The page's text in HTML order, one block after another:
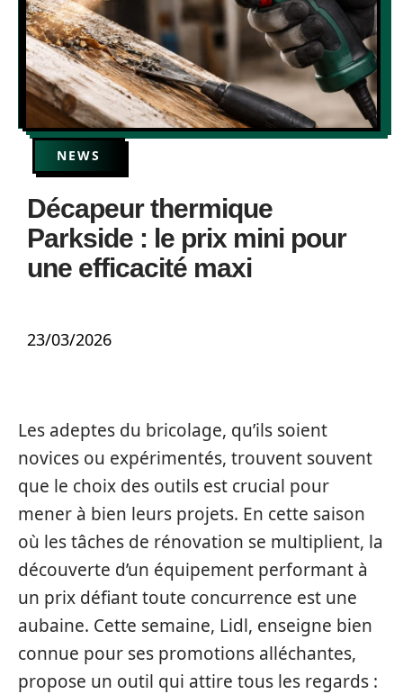
NEWS
Décapeur thermique
Parkside : le prix mini pour
une efficacité maxi
23/03/2026
Les adeptes du bricolage, qu’ils soient
novices ou expérimentés, trouvent souvent
que le choix des outils est crucial pour
mener à bien leurs projets. En cette saison
où les tâches de rénovation se multiplient, la
découverte d’un équipement performant à
un prix défiant toute concurrence est une
aubaine. Cette semaine, Lidl, enseigne bien
connue pour ses promotions alléchantes,
propose un outil qui attire tous les regards :